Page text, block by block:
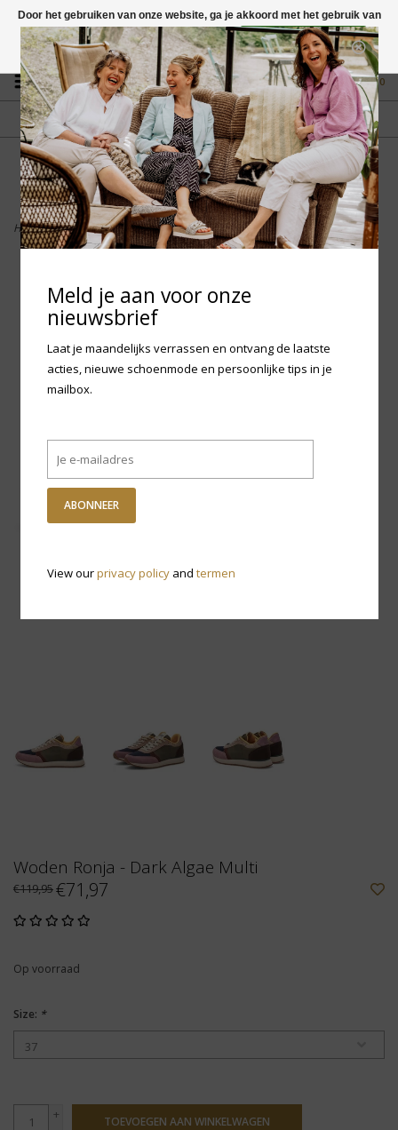
Vragen? App naar +31 58 250 1503
0
GRATIS VERZENDING NL
Vanaf € 75,-
FYSIEKE WINKEL
in Mantgum (frl)
fdad
Home>Woden Ronja - Dark Algae Multi
Woden Ronja - Dark Algae Multi
€119,95€71,97
Op voorraad
Size: *
+
TOEVOEGEN AAN WINKELWAGEN
Door het gebruiken van onze website, ga je akkoord met het gebruik van
cookies om onze website te verbeteren.
Dit bericht verbergen
Meer over cookies »
Meld je aan voor onze
nieuwsbrief
Laat je maandelijks verrassen en ontvang de laatste
acties, nieuwe schoenmode en persoonlijke tips in je
mailbox.
ABONNEER
View ourprivacy policyand termen